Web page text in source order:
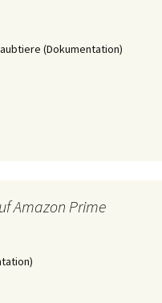
(Dokumentation)
Amazon Prime